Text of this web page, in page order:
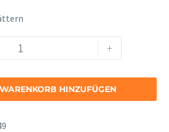
+
HINZUFÜGEN